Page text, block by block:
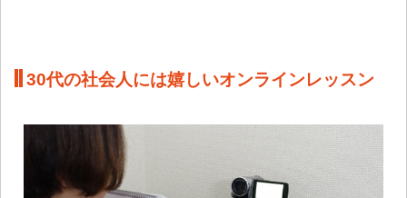
30代の社会人には嬉しいオンラインレッスン